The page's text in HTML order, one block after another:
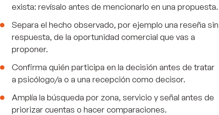
exista: revísalo antes de mencionarlo en una propuesta.
Separa el hecho observado, por ejemplo una reseña sin
respuesta, de la oportunidad comercial que vas a
proponer.
Confirma quién participa en la decisión antes de tratar
a psicólogo/a o a una recepción como decisor.
Amplía la búsqueda por zona, servicio y señal antes de
priorizar cuentas o hacer comparaciones.